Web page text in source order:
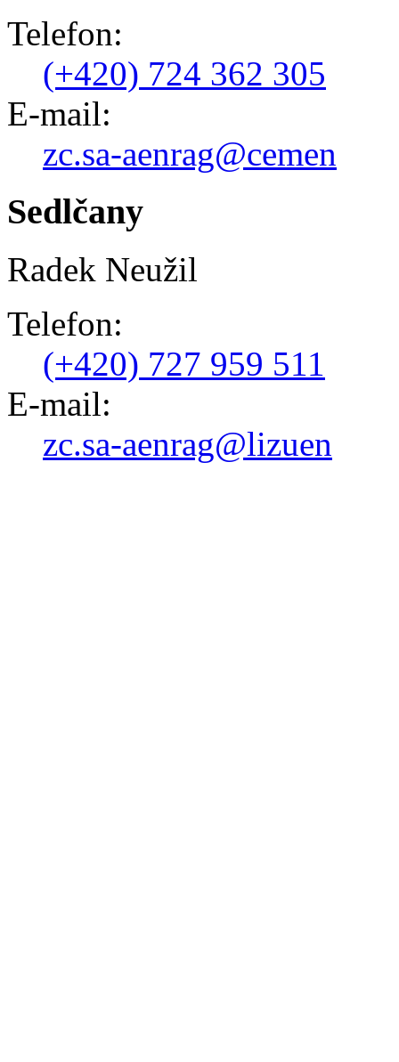
Telefon:
(+420) 724 362 305
E-mail:
zc.sa-aenrag@cemen
Sedlčany
Radek Neužil
Telefon:
(+420) 727 959 511
E-mail:
zc.sa-aenrag@lizuen